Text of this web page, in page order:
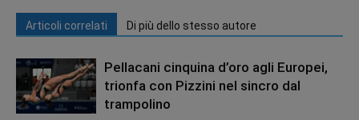
Articoli correlati Di più dello stesso autore
Pellacani cinquina d’oro agli Europei,
trionfa con Pizzini nel sincro dal
trampolino